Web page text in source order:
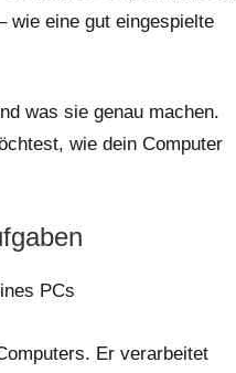
wie eine gut eingespielte
was sie genau machen.
wie dein Computer
Er verarbeitet